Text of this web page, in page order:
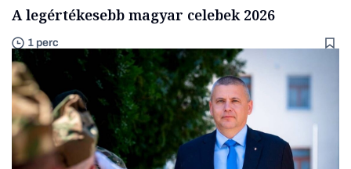
A legértékesebb magyar celebek 2026
1 perc